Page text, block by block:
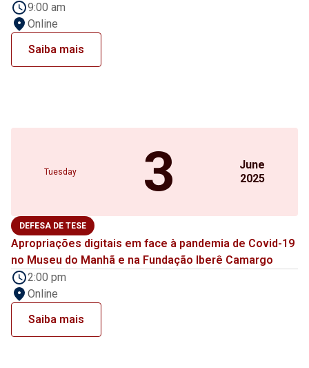
9:00 am
Online
Saiba mais
Tuesday 3
June
2025
DEFESA DE TESE
Apropriações digitais em face à pandemia de Covid-19
no Museu do Manhã e na Fundação Iberê Camargo
2:00 pm
Online
Saiba mais